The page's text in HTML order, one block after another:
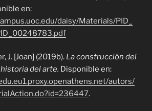
en:
daisy/Materials/PID_
J. [Joan] (2019b). La construcción del
del arte. Disponible en:
autors/
.